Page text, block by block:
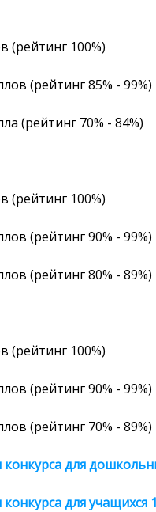
(рейтинг 100%)
(рейтинг 85% - 99%)
(рейтинг 70% - 84%)
(рейтинг 100%)
(рейтинг 90% - 99%)
(рейтинг 80% - 89%)
(рейтинг 100%)
(рейтинг 90% - 99%)
(рейтинг 70% - 89%)
для
для учащихся